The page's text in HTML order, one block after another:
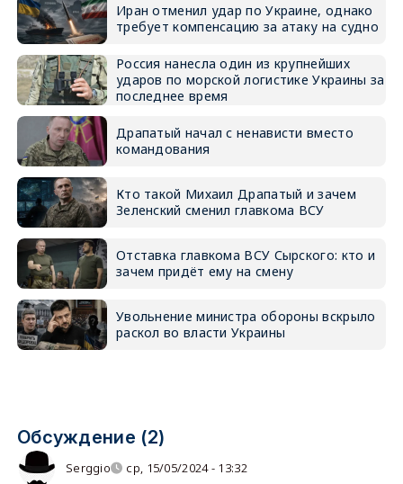
Иран отменил удар по Украине, однако
требует компенсацию за атаку на судно
Россия нанесла один из крупнейших
ударов по морской логистике Украины за
последнее время
Драпатый начал с ненависти вместо
командования
Кто такой Михаил Драпатый и зачем
Зеленский сменил главкома ВСУ
Отставка главкома ВСУ Сырского: кто и
зачем придёт ему на смену
Увольнение министра обороны вскрыло
раскол во власти Украины
Обсуждение (2)
Serggio ср, 15/05/2024 - 13:32